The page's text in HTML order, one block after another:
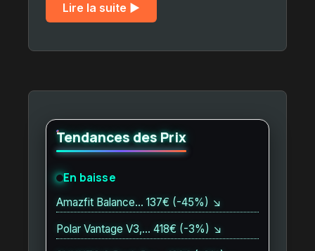
Lire la suite ▶︎
Tendances des Prix
En baisse
Amazfit Balance… 137€ (-45%) ↘
Polar Vantage V3,… 418€ (-3%) ↘